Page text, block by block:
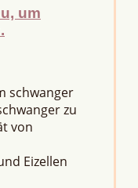
um
schwanger
zu
von
Eizellen